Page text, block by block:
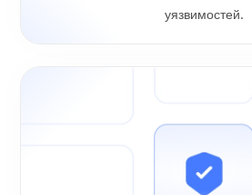
уязвимостей.